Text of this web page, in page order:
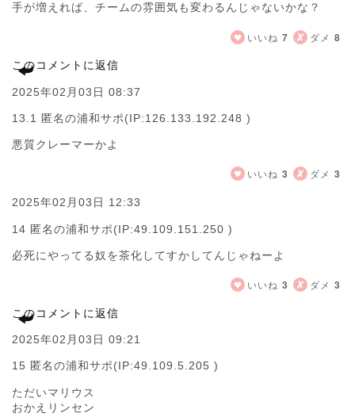
手が増えれば、チームの雰囲気も変わるんじゃないかな？
いいね 7 ダメ 8
このコメントに返信
2025年02月03日 08:37
13.1 匿名の浦和サポ(IP:126.133.192.248 )
悪質クレーマーかよ
いいね 3 ダメ 3
2025年02月03日 12:33
14 匿名の浦和サポ(IP:49.109.151.250 )
必死にやってる奴を茶化してすかしてんじゃねーよ
いいね 3 ダメ 3
このコメントに返信
2025年02月03日 09:21
15 匿名の浦和サポ(IP:49.109.5.205 )
ただいマリウス
おかえリンセン